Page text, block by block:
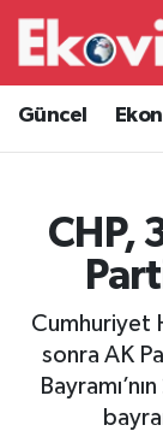
Güncel
CHP,
Cumhuriyet
sonra AK
Güncel
Ekonomi
Borsa
İş Dünyası
Lojistik
Otovitrin
Hava
Trafik
Süper Lig
Tüm
Son
Haber